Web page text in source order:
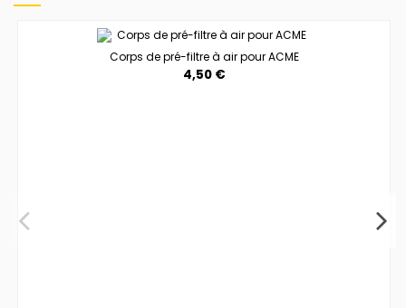
Corps de pré-filtre à air pour ACME
4,50 €